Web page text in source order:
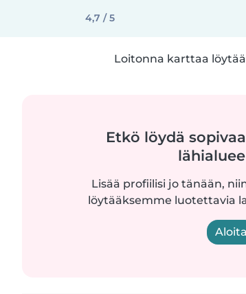
4,7 / 5
Loitonna karttaa
Etkö löydä
Lisää profiilisi jo tänään,
löytääksemme luotettavia
Aloita